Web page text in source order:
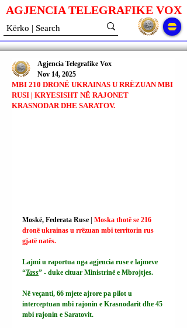
AGJENCIA TELEGRAFIKE VOX
MBI 210 DRONË UKRAINAS U RRËZUAN MBI
RUSI | KRYESISHT NË RAJONET
KRASNODAR DHE SARATOV.
Agjencia Telegrafike Vox
Nov 14, 2025
Moskë, Federata Ruse | Moska thotë se 216
dronë ukrainas u rrëzuan mbi territorin rus
gjatë natës.
Lajmi u raportua nga agjencia ruse e lajmeve
“Tass” - duke cituar Ministrinë e Mbrojtjes.
Në veçanti, 66 mjete ajrore pa pilot u
interceptuan mbi rajonin e Krasnodarit dhe 45
mbi rajonin e Saratovit.